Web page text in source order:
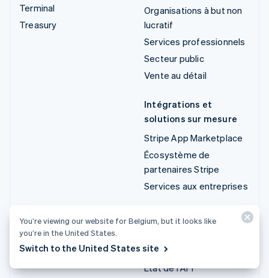
Terminal
Treasury
Organisations à but non
lucratif
Services professionnels
Secteur public
Vente au détail
Intégrations et
solutions sur mesure
Stripe App Marketplace
Écosystème de
partenaires Stripe
Services aux entreprises
Documentation de l'API
État de l'API
You’re viewing our website for Belgium, but it looks like
you’re in the United States.
Switch to the United States site